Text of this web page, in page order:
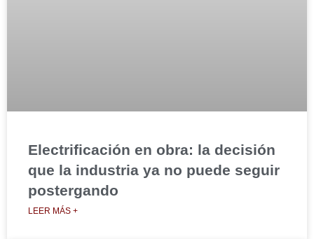
Electrificación en obra: la decisión
que la industria ya no puede seguir
postergando
LEER MÁS +